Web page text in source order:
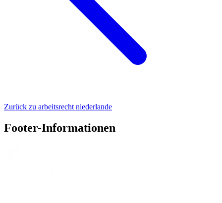
Zurück zu arbeitsrecht niederlande
Footer-Informationen